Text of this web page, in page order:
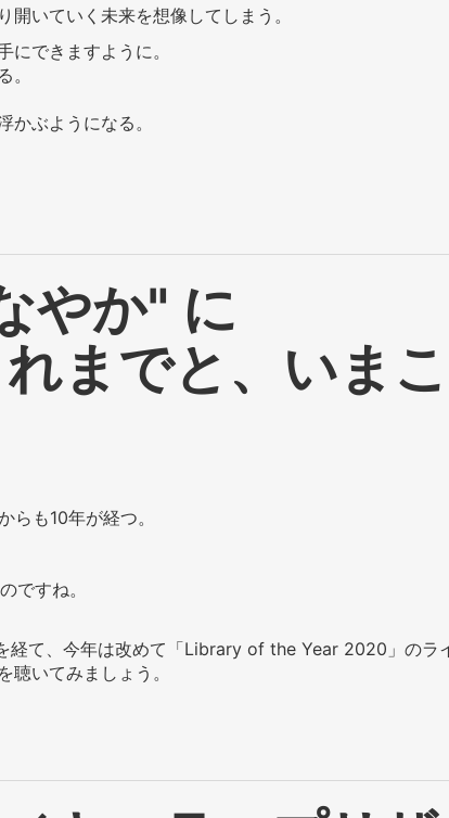
いていく未来を想像してしまう。
できますように。
。
ぶようになる。
やか" に
までと、いま
も10年が経つ。
ですね。
て、今年は改めて「Library of the Year 2020」のラ
いてみましょう。